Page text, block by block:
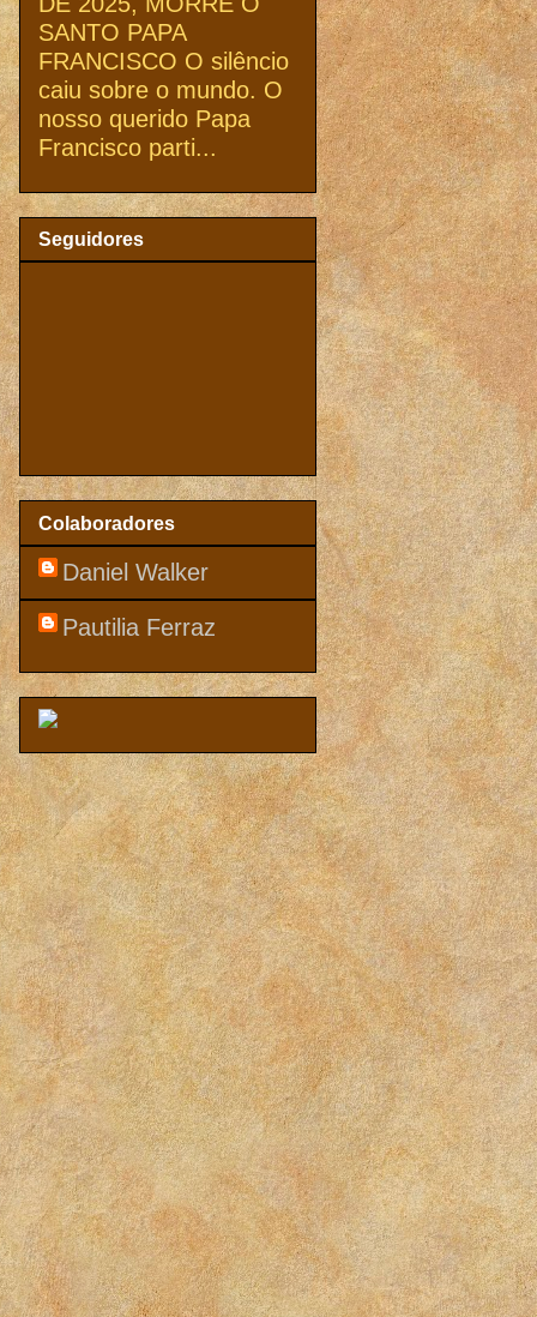
SANTO PAPA
FRANCISCO O silêncio
caiu sobre o mundo. O
nosso querido Papa
Francisco parti...
Seguidores
Colaboradores
Daniel Walker
Pautilia Ferraz